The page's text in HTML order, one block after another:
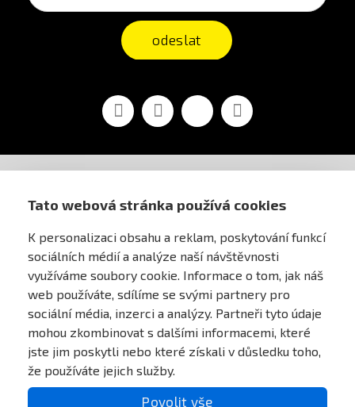
Tato webová stránka používá cookies
K personalizaci obsahu a reklam, poskytování funkcí
sociálních médií a analýze naší návštěvnosti
využíváme soubory cookie. Informace o tom, jak náš
web používáte, sdílíme se svými partnery pro
sociální média, inzerci a analýzy. Partneři tyto údaje
mohou zkombinovat s dalšími informacemi, které
jste jim poskytli nebo které získali v důsledku toho,
že používáte jejich služby.
Povolit vše
odeslat
FacebookYouTubeVimeo Instagram
AIRSOFT OBCHOD PRAHA
PRO ZÁKAZNÍKY
MŮJ ÚČET
ONLINE PLATEBNÍ BRÁNA